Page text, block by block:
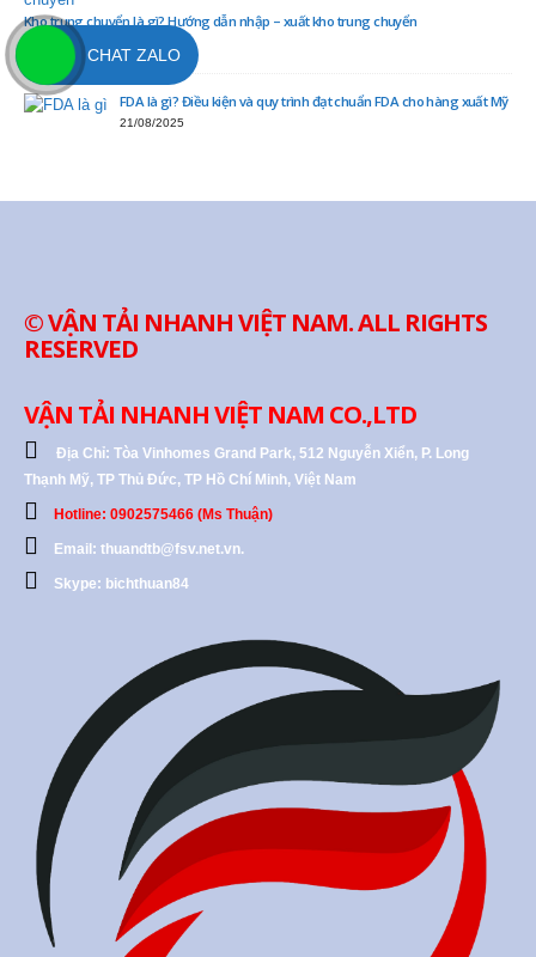
Kho trung chuyển là gì? Hướng dẫn nhập – xuất kho trung chuyển
22/08/2025
FDA là gì? Điều kiện và quy trình đạt chuẩn FDA cho hàng xuất Mỹ
21/08/2025
© VẬN TẢI NHANH VIỆT NAM. ALL RIGHTS
RESERVED
VẬN TẢI NHANH VIỆT NAM CO.,LTD
Địa Chỉ: Tòa Vinhomes Grand Park, 512 Nguyễn Xiển, P. Long
Thạnh Mỹ, TP Thủ Đức, TP Hồ Chí Minh, Việt Nam
Hotline: 0902575466 (Ms Thuận)
Email: thuandtb@fsv.net.vn.
Skype: bichthuan84
CHAT ZALO